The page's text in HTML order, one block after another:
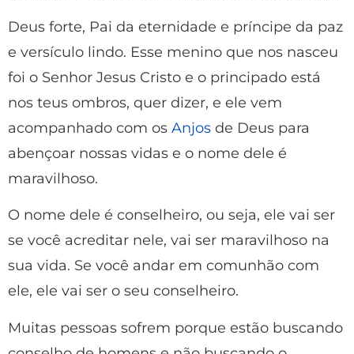
Deus forte, Pai da eternidade e príncipe da paz
e versículo lindo. Esse menino que nos nasceu
foi o Senhor Jesus Cristo e o principado está
nos teus ombros, quer dizer, e ele vem
acompanhado com os Anjos de Deus para
abençoar nossas vidas e o nome dele é
maravilhoso.
O nome dele é conselheiro, ou seja, ele vai ser
se você acreditar nele, vai ser maravilhoso na
sua vida. Se você andar em comunhão com
ele, ele vai ser o seu conselheiro.
Muitas pessoas sofrem porque estão buscando